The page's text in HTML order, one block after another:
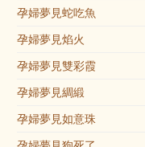
孕婦夢見蛇吃魚
孕婦夢見焰火
孕婦夢見雙彩霞
孕婦夢見綢緞
孕婦夢見如意珠